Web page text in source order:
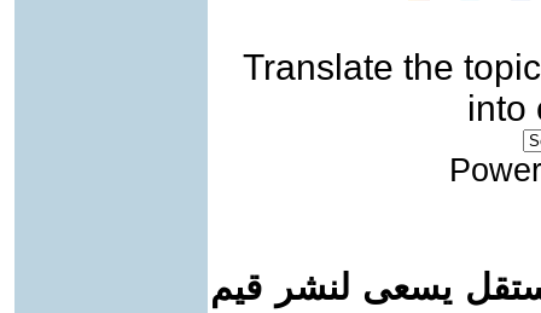
Translate the topic
into
يسعى لنشر قيم